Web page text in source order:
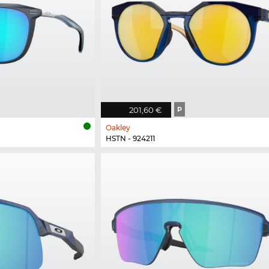
201,60 € P
Oakley
HSTN - 924211